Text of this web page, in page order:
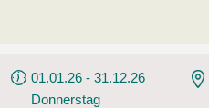
01.01.26 - 31.12.26
Donnerstag